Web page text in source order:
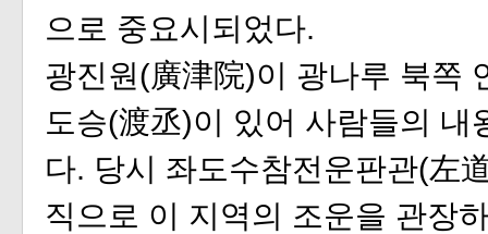
으로 중요시되었다.
광진원(廣津院)이 광나루 북쪽
도승(渡丞)이 있어 사람들의 내
다. 당시 좌도수참전운판관(左
직으로 이 지역의 조운을 관장